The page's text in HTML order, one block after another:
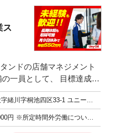
ス
ンドの店舗マネジメント
の一員として、 目標達成を
スタートしていただきま
務を学び、 独り立ちでき
て店舗のマネジメントを
月給230,000円 - 400,000円 ※所定時間外労働については法定通りの割増で支給します。 ※年齡・経験により考慮します